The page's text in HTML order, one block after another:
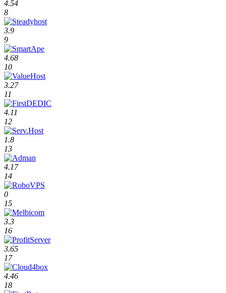
4.54
8
3.9
9
4.68
10
3.27
11
4.11
12
1.8
13
4.17
14
0
15
3.3
16
3.65
17
4.46
18